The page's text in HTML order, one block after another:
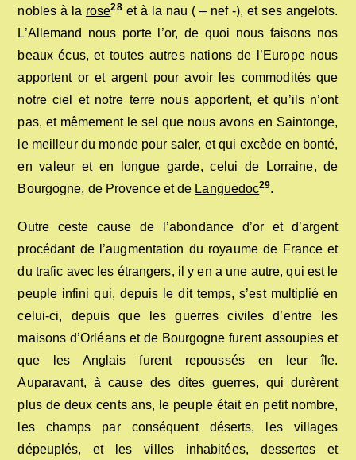
nobles à la rose28et à la nau ( – nef -), et ses angelots.
L’Allemand nous porte l’or, de quoi nous faisons nos
beaux écus, et toutes autres nations de l’Europe nous
apportent or et argent pour avoir les commodités que
notre ciel et notre terre nous apportent, et qu’ils n’ont
pas, et mêmement le sel que nous avons en Saintonge,
le meilleur du monde pour saler, et qui excède en bonté,
en valeur et en longue garde, celui de Lorraine, de
Bourgogne, de Provence et de Languedoc29.
Outre ceste cause de l’abondance d’or et d’argent
procédant de l’augmentation du royaume de France et
du trafic avec les étrangers, il y en a une autre, qui est le
peuple infini qui, depuis le dit temps, s’est multiplié en
celui-ci, depuis que les guerres civiles d’entre les
maisons d’Orléans et de Bourgogne furent assoupies et
que les Anglais furent repoussés en leur île.
Auparavant, à cause des dites guerres, qui durèrent
plus de deux cents ans, le peuple était en petit nombre,
les champs par conséquent déserts, les villages
dépeuplés, et les villes inhabitées, dessertes et